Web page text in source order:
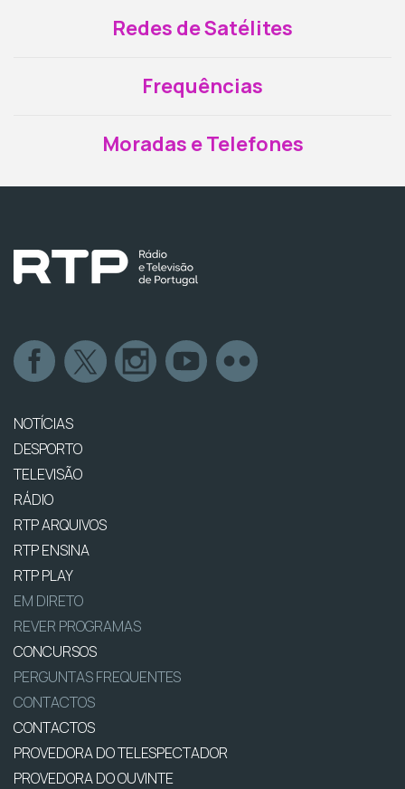
Redes de Satélites
Frequências
Moradas e Telefones
NOTÍCIAS
DESPORTO
TELEVISÃO
RÁDIO
RTP ARQUIVOS
RTP ENSINA
RTP PLAY
EM DIRETO
REVER PROGRAMAS
CONCURSOS
PERGUNTAS FREQUENTES
CONTACTOS
CONTACTOS
PROVEDORA DO TELESPECTADOR
PROVEDORA DO OUVINTE